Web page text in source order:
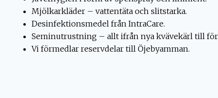
Mjölkarkläder – vattentäta och slitstarka.
Desinfektionsmedel från IntraCare.
Seminutrustning – allt ifrån nya kvävekärl till
Vi förmedlar reservdelar till Öjebyamman.